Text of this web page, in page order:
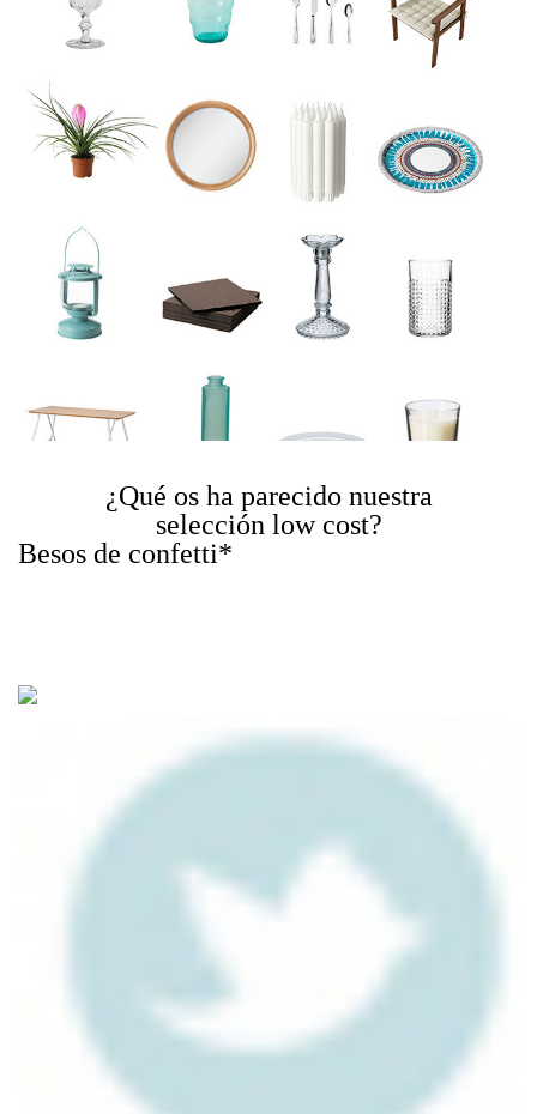
¿Qué os ha parecido nuestra
selección low cost?
Besos de confetti*